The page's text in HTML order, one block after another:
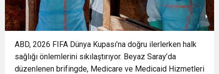
ŞAKRAK
18:55 Başkan Aydın Osmangazi’nin Nabzını Sahada
Tuttu
ABD, 2026 FIFA Dünya Kupası’na doğru ilerlerken halk
sağlığı önlemlerini sıkılaştırıyor. Beyaz Saray’da
düzenlenen brifingde, Medicare ve Medicaid Hizmetleri